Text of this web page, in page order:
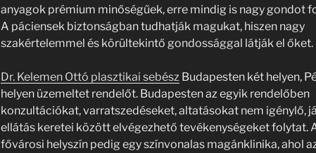
anyagok prémium minőségűek, erre mindig is nagy gondot
A páciensek biztonságban tudhatják magukat, hiszen nagy
szakértelemmel és körültekintő gondossággal látják el őket.
Dr. Kelemen Ottó plasztikai sebész Budapesten két helyen,
helyen üzemeltet rendelőt. Budapesten az egyik rendelőben
konzultációkat, varratszedéseket, altatásokat nem igénylő,
ellátás keretei között elvégezhető tevékenységeket folytat.
fővárosi helyszín pedig egy színvonalas magánklinika, ahol